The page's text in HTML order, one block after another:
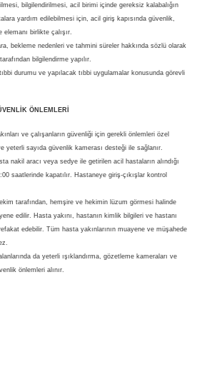
bilgilendirilmesi, acil birimi içinde gereksiz kalabalığın
yardım edilebilmesi için, acil giriş kapısında güvenlik,
birlikte çalışır.
bekleme nedenleri ve tahmini süreler hakkında sözlü olarak
bilgilendirme yapılır.
durumu ve yapılacak tıbbi uygulamalar konusunda görevli
ÖNLEMLERİ
ve çalışanların güvenliği için gerekli önlemleri özel
yeterli sayıda güvenlik kamerası desteği ile sağlanır.
nakil aracı veya sedye ile getirilen acil hastaların alındığı
saatlerinde kapatılır. Hastaneye giriş-çıkışlar kontrol
tarafından, hemşire ve hekimin lüzum görmesi halinde
edilir. Hasta yakını, hastanın kimlik bilgileri ve hastanı
edebilir. Tüm hasta yakınlarının muayene ve müşahede
da yeterli ışıklandırma, gözetleme kameraları ve
önlemleri alınır